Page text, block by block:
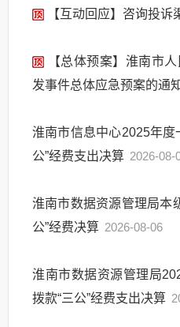
【互动回应】咨询投诉
【总体预案】淮南市
发事件总体应急预案的通
淮南市信息中心2025年度
公”经费支出决算 2026-08-
淮南市数据资源管理局本
公”经费决算 2026-08-06
淮南市数据资源管理局
拨款“三公”经费支出决算